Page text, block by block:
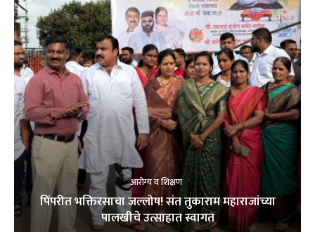
आरोग्य व शिक्षण
पिंपरीत भक्तिरसाचा जल्लोष! संत तुकाराम महाराजांच्या
पालखीचे उत्साहात स्वागत